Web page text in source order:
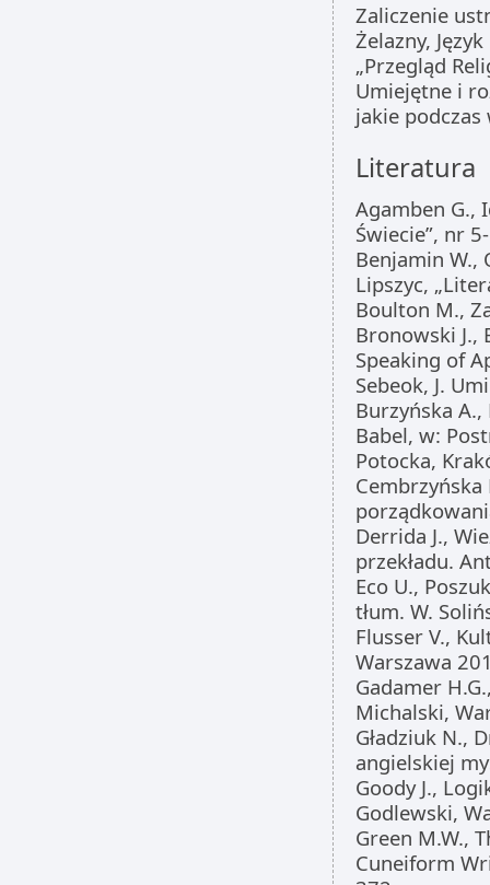
Zaliczenie
Żelazny,
„Przegląd
Umiejętne i
jakie
Literatura
Agamben G.,
Świecie”, nr
Benjamin W.,
Lipszyc,
Boulton M.,
Bronowski J.,
Speaking of
Sebeok, J.
Burzyńska
Babel, w:
Potocka,
Cembrzyńska
Derrida J.,
przekładu.
Eco U.,
tłum. W.
Flusser V.,
Warszawa
Gadamer
Michalski,
Gładziuk N.,
angielskiej
Goody J.,
Godlewski,
Green M.W.,
Cuneiform